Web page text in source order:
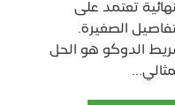
تعتمد على
الصغيرة.
الدوكو هو الحل